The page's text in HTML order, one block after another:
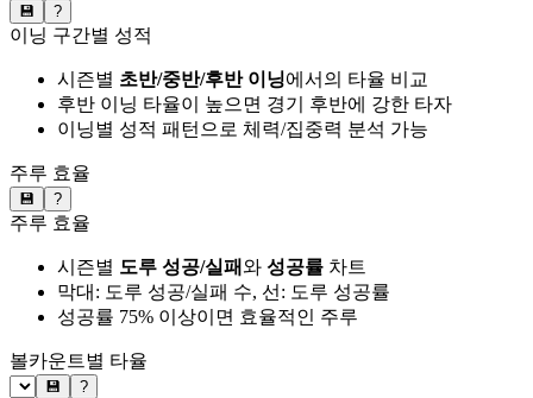
💾 ?
이닝 구간별 성적
시즌별 초반/중반/후반 이닝에서의 타율 비교
후반 이닝 타율이 높으면 경기 후반에 강한 타자
이닝별 성적 패턴으로 체력/집중력 분석 가능
주루 효율
💾 ?
주루 효율
시즌별 도루 성공/실패와 성공률 차트
막대: 도루 성공/실패 수, 선: 도루 성공률
성공률 75% 이상이면 효율적인 주루
볼카운트별 타율
💾 ?